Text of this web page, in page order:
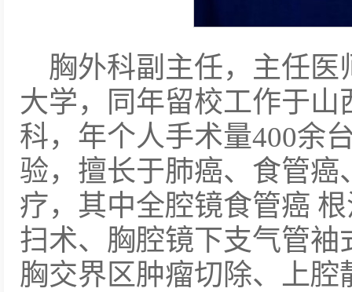
胸外科副主任，主任医
大学，同年留校工作于
科，年个人手术量400余
验，擅长于肺癌、食管
疗，其中全腔镜食管癌
扫术、胸腔镜下支气管
胸交界区肿瘤切除、上